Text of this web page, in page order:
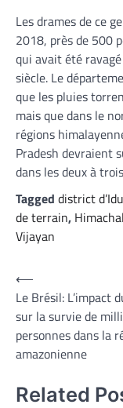
Les drames de ce
2018, près de 500
qui avait été
siècle. Le
que les pluies
mais que dans le
régions
Pradesh devraient
dans les deux à
Tagged district
de terrain,
Vijayan
Navigation
de
l’article
⟵
Le Brésil: L’impact
sur la survie de
personnes dans la
amazonienne
Related